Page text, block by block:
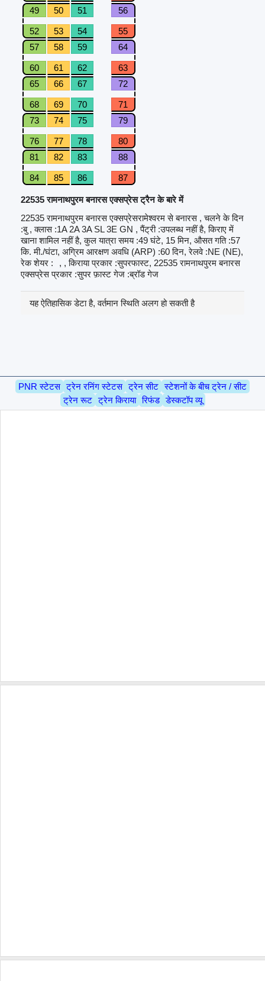
49
50 51 56
52 53 54
55
57
58 59 64
60 61 62
63
65
66 67 72
68 69 70
71
73
74 75 79
76 77 78
80
81
82 83 88
84 85 86 87
22535 रामनाथपुरम बनारस एक्सप्रेस ट्रैन के बारे में
22535 रामनाथपुरम बनारस एक्सप्रेसरामेश्वरम से बनारस , चलने के दिन
:बु , क्लास :1A 2A 3A SL 3E GN , पैंट्री :उपलब्ध नहीं है, किराए में
खाना शामिल नहीं है, कुल यात्रा समय :49 घंटे, 15 मिन, औसत गति :57
कि. मी./घंटा, अग्रिम आरक्षण अवधि (ARP) :60 दिन, रेलवे :NE (NE),
रेक शेयर :
, , किराया प्रकार :सुपरफास्ट, 22535 रामनाथपुरम बनारस
एक्सप्रेस प्रकार :सुपर फ़ास्ट गेज :ब्रॉड गेज
यह ऐतिहासिक डेटा है, वर्तमान स्थिति अलग हो सकती है
PNR स्टेटस ट्रेन रनिंग स्टेटस ट्रेन सीट स्टेशनों के बीच ट्रेन / सीट
ट्रेन रूट ट्रेन किराया रिफंड डेस्कटॉप व्यू